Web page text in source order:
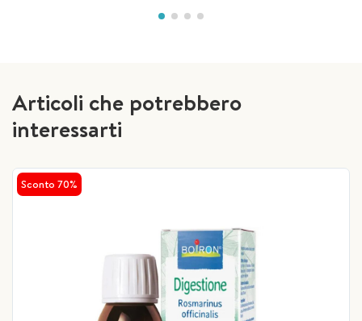
Articoli che potrebbero
interessarti
Sconto 70%